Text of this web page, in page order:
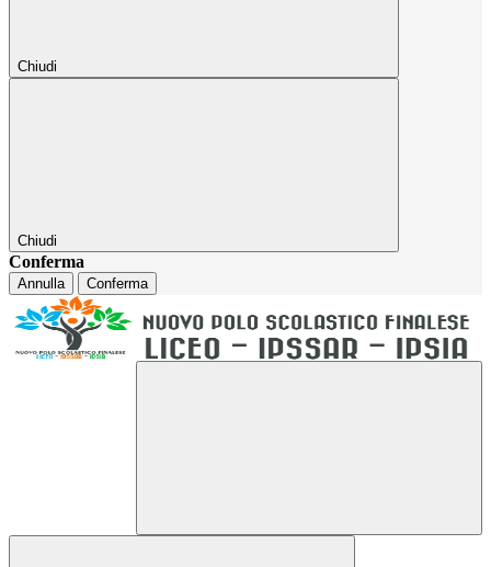
Chiudi
Chiudi
Conferma
Annulla Conferma